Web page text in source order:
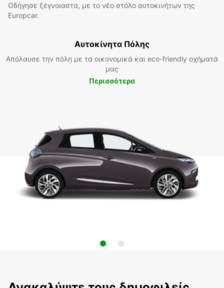
Οδήγησε ξέγνοιαστα, με το νέο στόλο αυτοκινήτων της
Europcar.
Αυτοκίνητα Πόλης
Απόλαυσε την πόλη με τα οικονομικά και eco-friendly οχήματά
μας
Περισσότερα